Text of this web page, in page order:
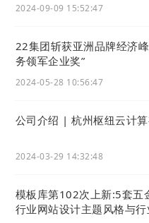
内容相关性，提升排
保内容与用户搜索意
2024-09-09 15:52:47
22集团斩获亚洲品牌经济
务领军企业奖”
2024-05-28 10:56:47
公司介绍 | 杭州枢纽云计
2024-03-29 14:32:48
模板库第102次上新:5套五
行业网站设计主题风格与